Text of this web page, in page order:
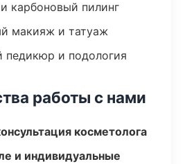
карбоновый пилинг
макияж и татуаж
педикюр и подология
работы с нами
косметолога
и индивидуальные